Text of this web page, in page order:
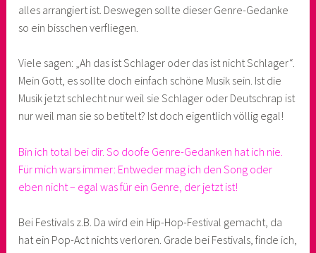
alles arrangiert ist. Deswegen sollte dieser Genre-Gedanke
so ein bisschen verfliegen.
Viele sagen: „Ah das ist Schlager oder das ist nicht Schlager“.
Mein Gott, es sollte doch einfach schöne Musik sein. Ist die
Musik jetzt schlecht nur weil sie Schlager oder Deutschrap ist
nur weil man sie so betitelt? Ist doch eigentlich völlig egal!
Bin ich total bei dir. So doofe Genre-Gedanken hat ich nie.
Für mich wars immer: Entweder mag ich den Song oder
eben nicht – egal was für ein Genre, der jetzt ist!
Bei Festivals z.B. Da wird ein Hip-Hop-Festival gemacht, da
hat ein Pop-Act nichts verloren. Grade bei Festivals, finde ich,